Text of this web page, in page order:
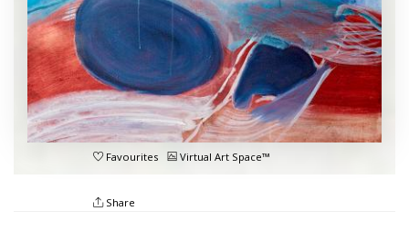
Favourites Virtual Art Space™
Share